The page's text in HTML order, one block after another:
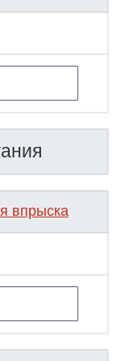
впрыска